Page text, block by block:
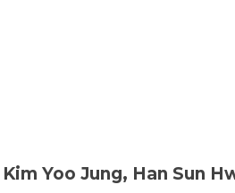
Yoo Jung, Han Sun